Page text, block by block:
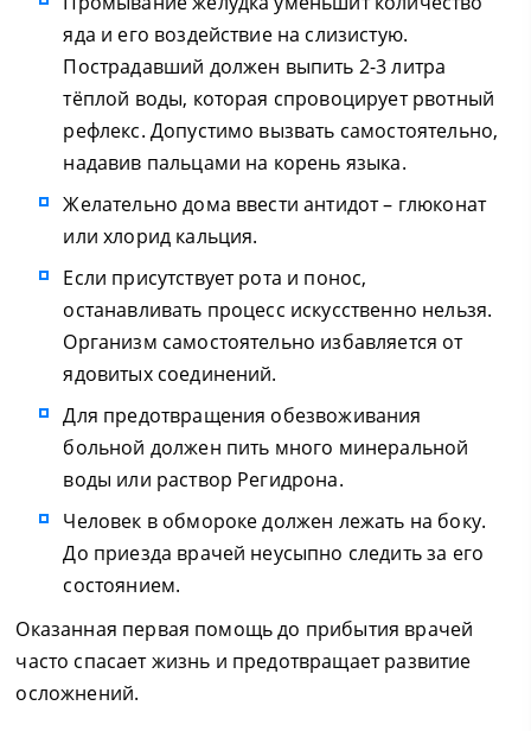
яда и его воздействие на слизистую.
Пострадавший должен выпить 2-3 литра
тёплой воды, которая спровоцирует рвотный
рефлекс. Допустимо вызвать самостоятельно,
надавив пальцами на корень языка.
Желательно дома ввести антидот – глюконат
или хлорид кальция.
Если присутствует рота и понос,
останавливать процесс искусственно нельзя.
Организм самостоятельно избавляется от
ядовитых соединений.
Для предотвращения обезвоживания
больной должен пить много минеральной
воды или раствор Регидрона.
Человек в обмороке должен лежать на боку.
До приезда врачей неусыпно следить за его
состоянием.
Оказанная первая помощь до прибытия врачей
часто спасает жизнь и предотвращает развитие
осложнений.